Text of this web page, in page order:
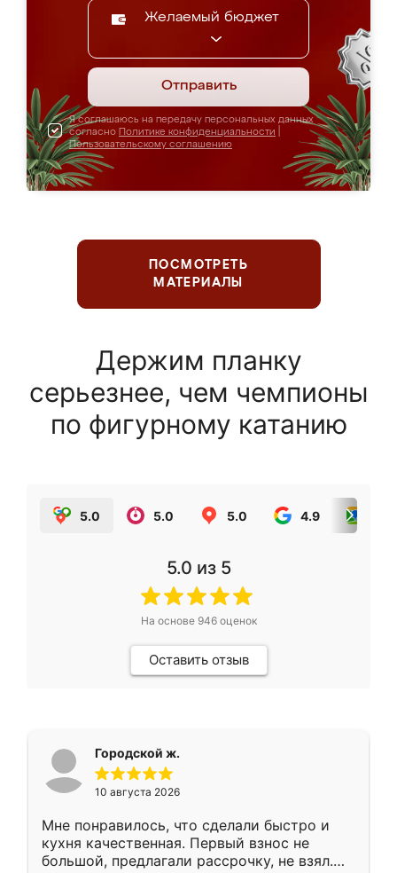
Желаемый бюджет
Отправить
Я соглашаюсь на передачу персональных данных
согласно Политике конфиденциальности
Пользовательскому соглашению
ПОСМОТРЕТЬ
МАТЕРИАЛЫ
Держим планку
серьезнее, чем чемпионы
по фигурному катанию
5.0 5.0 5.0 4.9
5.0 из 5
На основе 946оценок
Оставить отзыв
Городской ж.
10 августа 2026
Мне понравилось, что сделали быстро и
кухня качественная. Первый взнос не
большой, предлагали рассрочку, не взял.